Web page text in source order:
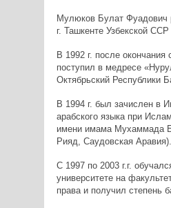
Мулюков Булат Фуадович
г. Ташкенте Узбекской ССP
В 1992 г. после
поступил в медресе
Октябрьский Республики
В 1994 г. был зачислен в
арабского языка при
имени имама Мухаммада
Рияд, Саудовская Аравия).
С 1997 по 2003 г.г.
университете на
права и получил степень